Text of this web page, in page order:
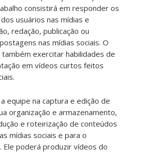
consistirá em responder os
usuários nas mídias e
redação, publicação ou
nas mídias sociais. O
exercitar habilidades de
em vídeos curtos feitos
equipe na captura e edição de
organização e armazenamento,
e roteirização de conteúdos
mídias sociais e para o
Ele poderá produzir vídeos do